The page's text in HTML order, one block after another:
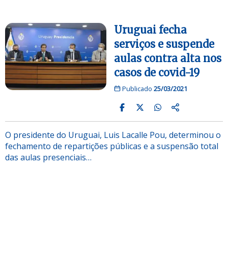
Uruguai fecha
serviços e suspende
aulas contra alta nos
casos de covid-19
Publicado 25/03/2021
O presidente do Uruguai, Luis Lacalle Pou, determinou o
fechamento de repartições públicas e a suspensão total
das aulas presenciais…